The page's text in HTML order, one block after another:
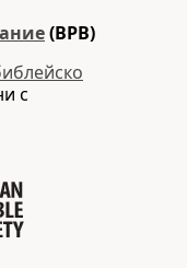
(BPB)
с